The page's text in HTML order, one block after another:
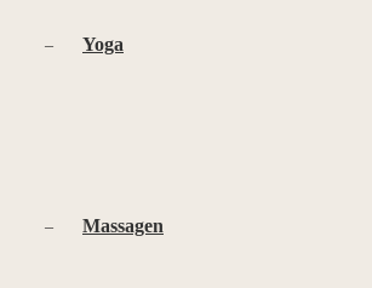
Yoga
Massagen